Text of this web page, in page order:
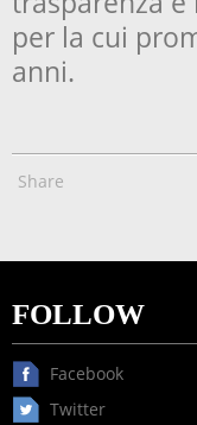
per la cui
anni.
Share
FOLLOW
Facebook
Twitter